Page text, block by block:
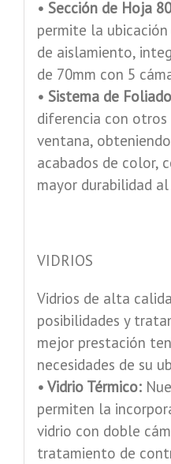
• Sección de Hoja
permite la ubicación
de aislamiento,
de 70mm con 5
• Sistema de
diferencia con otros
ventana,
acabados de color,
mayor durabilidad
VIDRIOS
Vidrios de alta
posibilidades y
mejor prestación
necesidades de su
• Vidrio Térmico:
permiten la
vidrio con doble
tratamiento de